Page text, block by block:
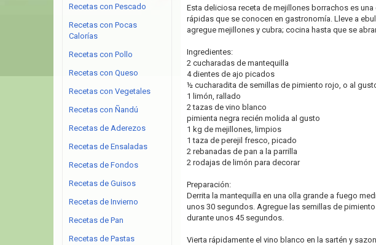
Esta deliciosa receta de mejillones borrachos es
rápidas que se conocen en gastronomía. Lleve a
agregue mejillones y cubra; cocina hasta que se
Ingredientes:
2 cucharadas de mantequilla
4 dientes de ajo picados
½ cucharadita de semillas de pimiento rojo, o al
1 limón, rallado
2 tazas de vino blanco
pimienta negra recién molida al gusto
1 kg de mejillones, limpios
1 taza de perejil fresco, picado
2 rebanadas de pan a la parrilla
2 rodajas de limón para decorar
Preparación:
Derrita la mantequilla en una olla grande a fuego
unos 30 segundos. Agregue las semillas de
durante unos 45 segundos.
Vierta rápidamente el vino blanco en la sartén y
Recetas con Pescado
Recetas con Pocas
Calorías
Recetas con Pollo
Recetas con Queso
Recetas con Vegetales
Recetas con Ñandú
Recetas de Aderezos
Recetas de Ensaladas
Recetas de Fondos
Recetas de Guisos
Recetas de Invierno
Recetas de Pan
Recetas de Pastas